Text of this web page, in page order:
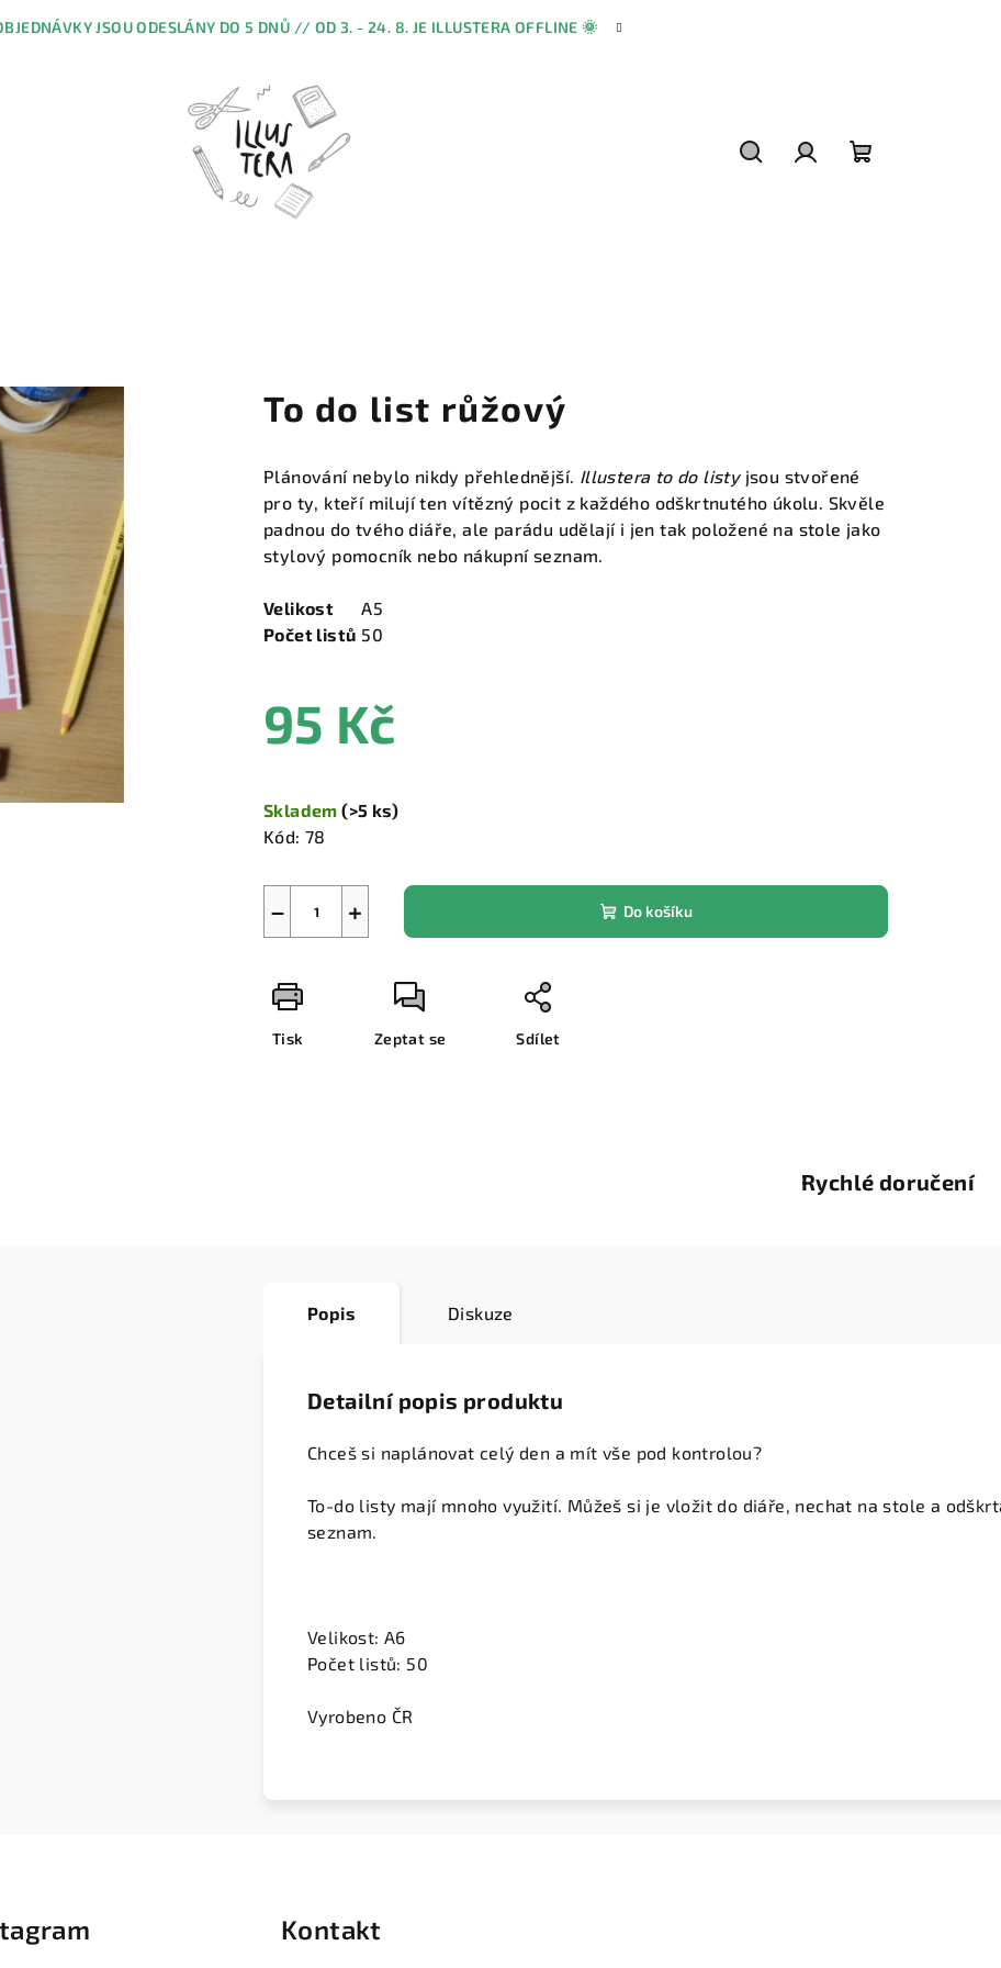
JSOU ODESLÁNY DO 5 DNŮ // OD 3. - 24. 8. JE ILLUSTERA OFFLINE 🌞
To do list růžový
Plánování nebylo nikdy přehlednější. Illustera to do listy jsou stvořené
pro ty, kteří milují ten vítězný pocit z každého odškrtnutého úkolu. Skvěle
padnou do tvého diáře, ale parádu udělají i jen tak položené na stole jako
stylový pomocník nebo nákupní seznam.
Velikost
A5
Počet listů 50
95 Kč
cena:
Skladem(>5 ks)
Kód: 78
+
− Do košíku
Tisk Zeptat se Sdílet
Rychlé doručení
Popis Diskuze
Detailní popis produktu
Chceš si naplánovat celý den a mít vše pod kontrolou?
To-do listy mají mnoho využití. Můžeš si je vložit do diáře, nechat na stole a
seznam.
Velikost: A6
Počet listů: 50
Vyrobeno ČR
Kontakt